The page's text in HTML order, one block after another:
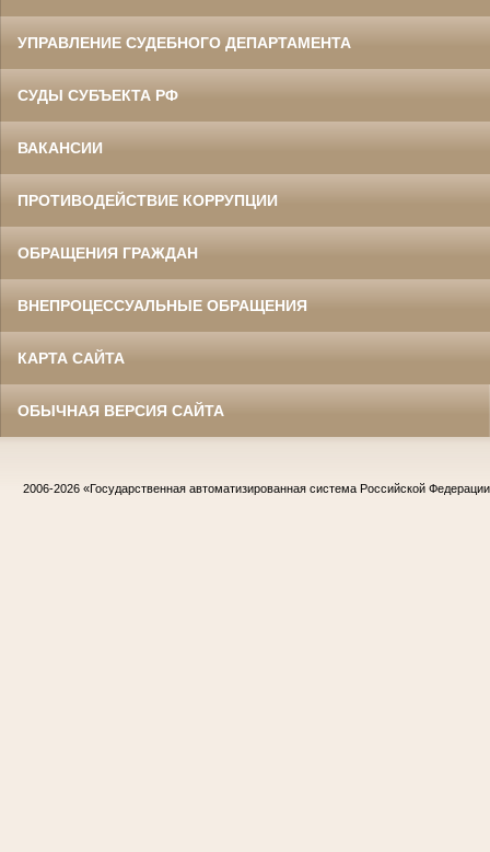
УПРАВЛЕНИЕ СУДЕБНОГО ДЕПАРТАМЕНТА
СУДЫ СУБЪЕКТА РФ
ВАКАНСИИ
ПРОТИВОДЕЙСТВИЕ КОРРУПЦИИ
ОБРАЩЕНИЯ ГРАЖДАН
ВНЕПРОЦЕССУАЛЬНЫЕ ОБРАЩЕНИЯ
КАРТА САЙТА
ОБЫЧНАЯ ВЕРСИЯ САЙТА
2006-2026 «Государственная автоматизированная система Российской